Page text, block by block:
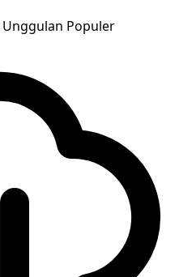
Unggulan Populer